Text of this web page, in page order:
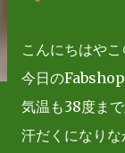
こんにちはや
今日の
気温も38度まで
汗だくになり